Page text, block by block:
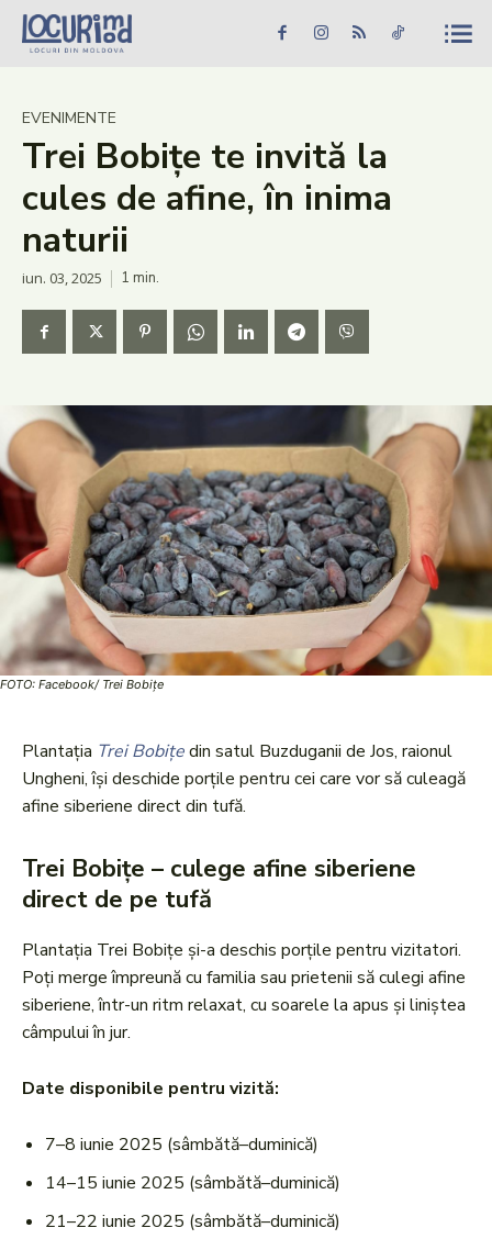
Caută în site... Căutare
Știri
Evenimente
Dezvoltare rurală
Vinării
Patrimoniu
Produs Acasă
EVENIMENTE
Trei Bobițe te invită la
cules de afine, în inima
naturii
iun. 03, 2025 1 min.
FOTO: Facebook/ Trei Bobițe
Plantația Trei Bobițedin satul Buzduganii de Jos, raionul
Ungheni, își deschide porțile pentru cei care vor să culeagă
afine siberiene direct din tufă.
Trei Bobițe – culege afine siberiene
direct de pe tufă
Plantația Trei Bobițe și-a deschis porțile pentru vizitatori.
Poți merge împreună cu familia sau prietenii să culegi afine
siberiene, într-un ritm relaxat, cu soarele la apus și liniștea
câmpului în jur.
Date disponibile pentru vizită:
7–8 iunie 2025 (sâmbătă–duminică)
14–15 iunie 2025 (sâmbătă–duminică)
21–22 iunie 2025 (sâmbătă–duminică)